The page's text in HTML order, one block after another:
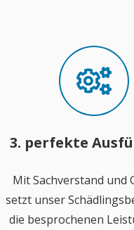
3. perfekte
Mit Sachverstand und
setzt unser
die besprochenen